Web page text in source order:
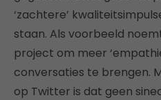
‘zachtere’
staan. Als voorbeeld
project om meer
conversaties te brengen.
op Twitter is dat geen